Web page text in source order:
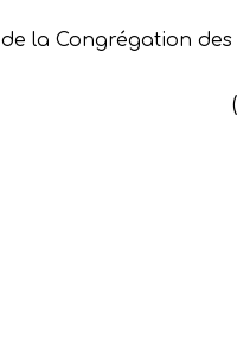
de la Congrégation